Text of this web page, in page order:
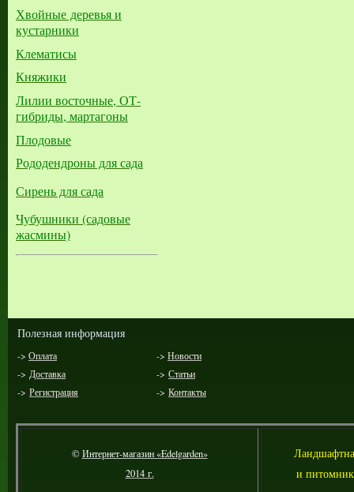
Хвойные деревья и
кустарники
Клематисы
Княжики
Лилии восточные, ОТ-
гибриды, мартагоны
Плодовые
Рододендроны для сада
Сирень для сада
Чубушники (садовые
жасмины)
Полезная информация
-> Оплата -> Новости
-> Доставка -> Статьи
-> Регистрация -> Контакты
©Интернет-магазин «Edelgarden»
2014 г.
Л
и питомник